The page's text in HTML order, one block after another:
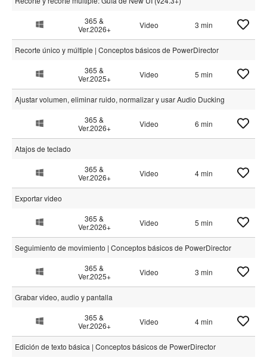
365 &
Ver.2026+
Video 3 min
Recorte único y múltiple | Conceptos básicos de PowerDirector
365 &
Ver.2025+
Video 5 min
Ajustar volumen, eliminar ruido, normalizar y usar Audio Ducking
365 &
Ver.2026+
Video 6 min
Atajos de teclado
365 &
Ver.2026+
Video 4 min
Exportar video
365 &
Ver.2026+
Video 5 min
Seguimiento de movimiento | Conceptos básicos de PowerDirector
365 &
Ver.2025+
Video 3 min
Grabar video, audio y pantalla
365 &
Ver.2026+
Video 4 min
Edición de texto básica | Conceptos básicos de PowerDirector